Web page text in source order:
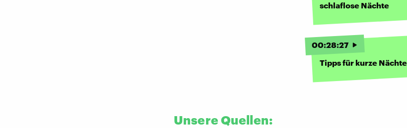
schlaflose Nächte
00:28:27
Tipps für kurze Nächte
Unsere Quellen: